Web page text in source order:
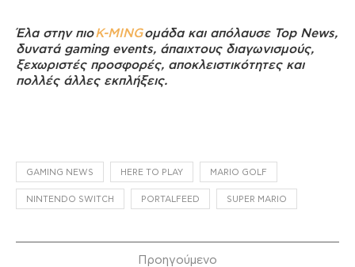
Έλα στην πιοK-MINGομάδα και απόλαυσε Top News,
δυνατά gaming events, άπαιχτους διαγωνισμούς,
ξεχωριστές προσφορές, αποκλειστικότητες και
πολλές άλλες εκπλήξεις.
GAMING NEWS HERE TO PLAY MARIO GOLF
NINTENDO SWITCH PORTALFEED SUPER MARIO
Προηγούμενο